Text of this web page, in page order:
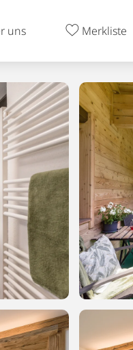
uns Merkliste